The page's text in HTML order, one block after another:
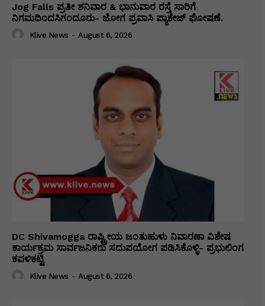
Jog Falls ಪ್ರತೀ ಶನಿವಾರ & ಭಾನುವಾರ ರಸ್ತೆ ಸಾರಿಗೆ
ನಿಗಮದಿಂದಸಿಗಂದೂರು- ಜೋಗ ಪ್ರವಾಸಿ ಪ್ಯಾಕೇಜ್ ಘೋಷಣೆ.
Klive News - August 6, 2026
DC Shivamogga ರಾಷ್ಟ್ರೀಯ ಜಂತುಹುಳು ನಿವಾರಣಾ ವಿಶೇಷ
ಕಾರ್ಯಕ್ರಮ ಸಾರ್ವಜನಿಕರು ಸದುಪಯೋಗ ಪಡಿಸಿಕೊಳ್ಳಿ- ಪ್ರಭುಲಿಂಗ
ಕವಳಿಕಟ್ಟಿ
Klive News - August 6, 2026